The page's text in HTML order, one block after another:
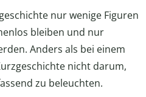
nur wenige Figuren
bleiben und nur
Anders als bei einem
nicht darum,
zu beleuchten.